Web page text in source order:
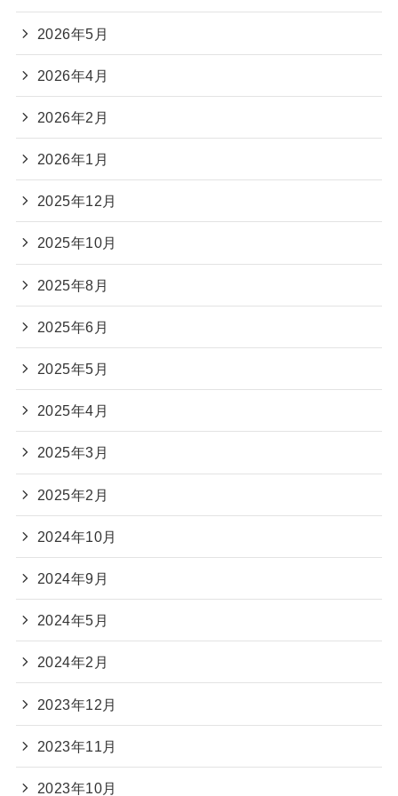
2026年5月
2026年4月
2026年2月
2026年1月
2025年12月
2025年10月
2025年8月
2025年6月
2025年5月
2025年4月
2025年3月
2025年2月
2024年10月
2024年9月
2024年5月
2024年2月
2023年12月
2023年11月
2023年10月